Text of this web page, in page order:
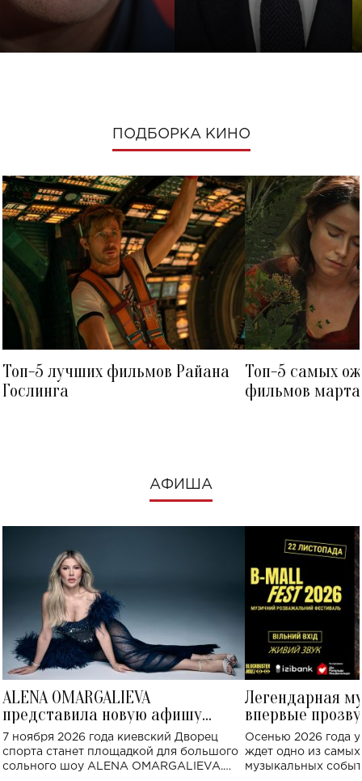
ПОДБОРКА КИНО
Топ-5 лучших фильмов Райана
Гослинга
Топ-5 самых
фильмов
АФИША
ALENA OMARGALIEVA
представила новую афишу
большого концерта во Дворце
спорта
7 ноября 2026 года киевский Дворец
спорта станет площадкой для большого
сольного шоу ALENA OMARGALIEVA.
Легендарная
впервые
Украине: где
Осенью 2026 года
ждет одно из
музыкальных